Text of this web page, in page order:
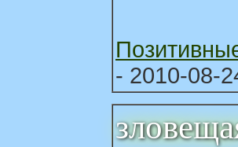
- 2010-08-